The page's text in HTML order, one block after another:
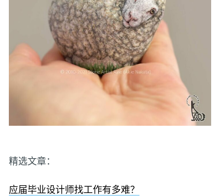
精选文章：
应届毕业设计师找工作有多难？